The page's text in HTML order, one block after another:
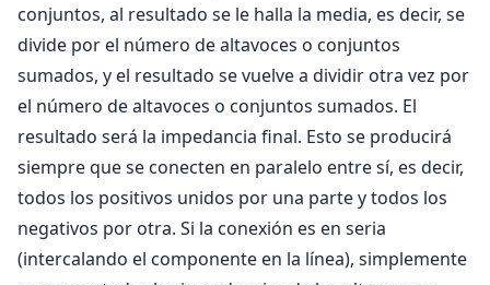
conjuntos, al resultado se le halla la media, es decir, se
divide por el número de altavoces o conjuntos
sumados, y el resultado se vuelve a dividir otra vez por
el número de altavoces o conjuntos sumados. El
resultado será la impedancia final. Esto se producirá
siempre que se conecten en paralelo entre sí, es decir,
todos los positivos unidos por una parte y todos los
negativos por otra. Si la conexión es en seria
(intercalando el componente en la línea), simplemente